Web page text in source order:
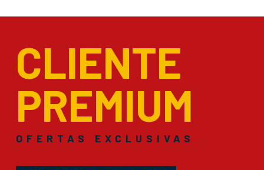
CLIENTE
PREMIUM
OFERTAS EXCLUSIVAS